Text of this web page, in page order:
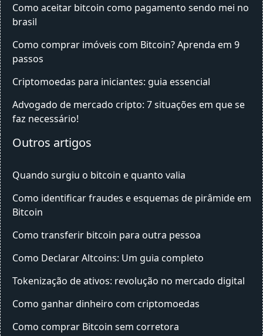
Como aceitar bitcoin como pagamento sendo mei no
brasil
Como comprar imóveis com Bitcoin? Aprenda em 9
passos
Criptomoedas para iniciantes: guia essencial
Advogado de mercado cripto: 7 situações em que se
faz necessário!
Outros artigos
Quando surgiu o bitcoin e quanto valia
Como identificar fraudes e esquemas de pirâmide em
Bitcoin
Como transferir bitcoin para outra pessoa
Como Declarar Altcoins: Um guia completo
Tokenização de ativos: revolução no mercado digital
Como ganhar dinheiro com criptomoedas
Como comprar Bitcoin sem corretora